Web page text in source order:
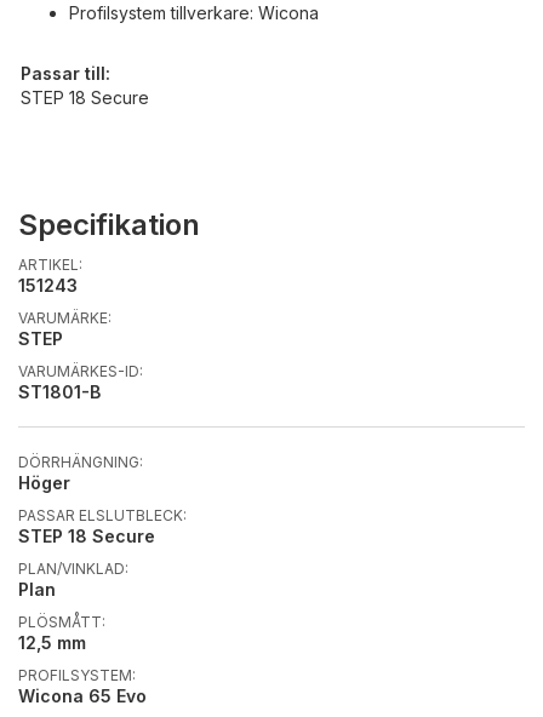
Profilsystem tillverkare: Wicona
Passar till:
STEP 18 Secure
Specifikation
ARTIKEL:
151243
VARUMÄRKE:
STEP
VARUMÄRKES-ID:
ST1801-B
DÖRRHÄNGNING:
Höger
PASSAR ELSLUTBLECK:
STEP 18 Secure
PLAN/VINKLAD:
Plan
PLÖSMÅTT:
12,5 mm
PROFILSYSTEM:
Wicona 65 Evo